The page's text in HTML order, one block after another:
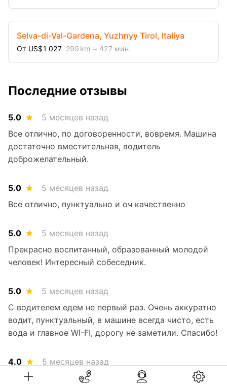
Selva-di-Val-Gardena, Yuzhnyy Tirol, Italiya
От US$1 027 299 km ~ 427 мин.
Последние отзывы
5.0
5 месяцев назад
Все отлично, по договоренности, вовремя. Машина
достаточно вместительная, водитель
доброжелательный.
5.0
5 месяцев назад
Все отлично, пунктуально и оч качественно
5.0
5 месяцев назад
Прекрасно воспитанный, образованный молодой
человек! Интересный собеседник.
5.0
5 месяцев назад
С водителем едем не первый раз. Очень аккуратно
водит, пунктуальный, в машине всегда чисто, есть
вода и главное WI-FI, дорогу не заметили. Спасибо!
4.0
5 месяцев назад
Все отлично! Спасибо за трансфер.